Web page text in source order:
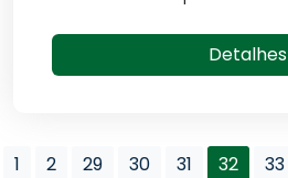
Detalhes
1 2 29 30 31 32 33